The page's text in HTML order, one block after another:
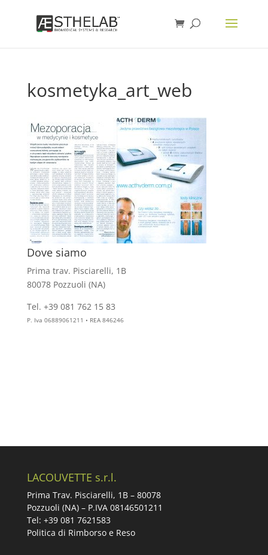
kosmetyka_art_web
Dove siamo
Prima trav. Pisciarelli, 1B
80078 Pozzuoli (NA)
Tel. +39 081 762 15 83
P. Iva 06889061211 • REA 846246
LACOUVETTE s.r.l.
Prima Trav. Pisciarelli, 1B – 80078
Pozzuoli (NA) – P.IVA 08146501211
Tel: +39 081 7621583
Politica di Rimborso e Reso